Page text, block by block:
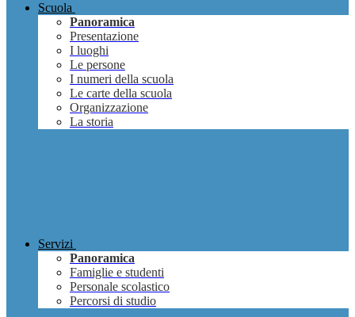
Scuola
Panoramica
Presentazione
I luoghi
Le persone
I numeri della scuola
Le carte della scuola
Organizzazione
La storia
Servizi
Panoramica
Famiglie e studenti
Personale scolastico
Percorsi di studio